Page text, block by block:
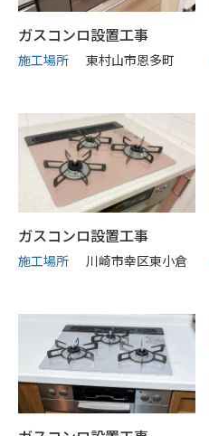
ガスコンロ設置工事
施工場所 東村山市恩多町
ガスコンロ設置工事
施工場所 川崎市幸区東小倉